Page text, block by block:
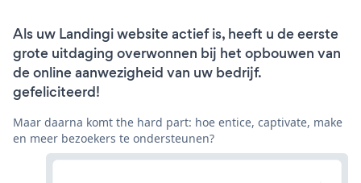
Als uw Landingi website actief is, heeft u de eerste
grote uitdaging overwonnen bij het opbouwen van
de online aanwezigheid van uw bedrijf.
gefeliciteerd!
Maar daarna komt the hard part: hoe entice, captivate, make
en meer bezoekers te ondersteunen?